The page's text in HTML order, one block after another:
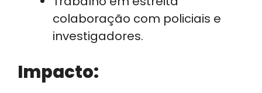
colaboração com policiais e
investigadores.
Impacto: